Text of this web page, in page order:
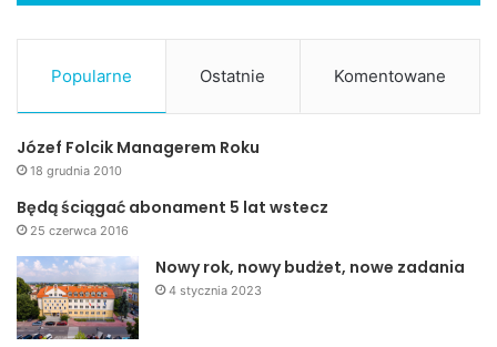
Popularne Ostatnie Komentowane
Józef Folcik Managerem Roku
18 grudnia 2010
Będą ściągać abonament 5 lat wstecz
25 czerwca 2016
Nowy rok, nowy budżet, nowe zadania
4 stycznia 2023